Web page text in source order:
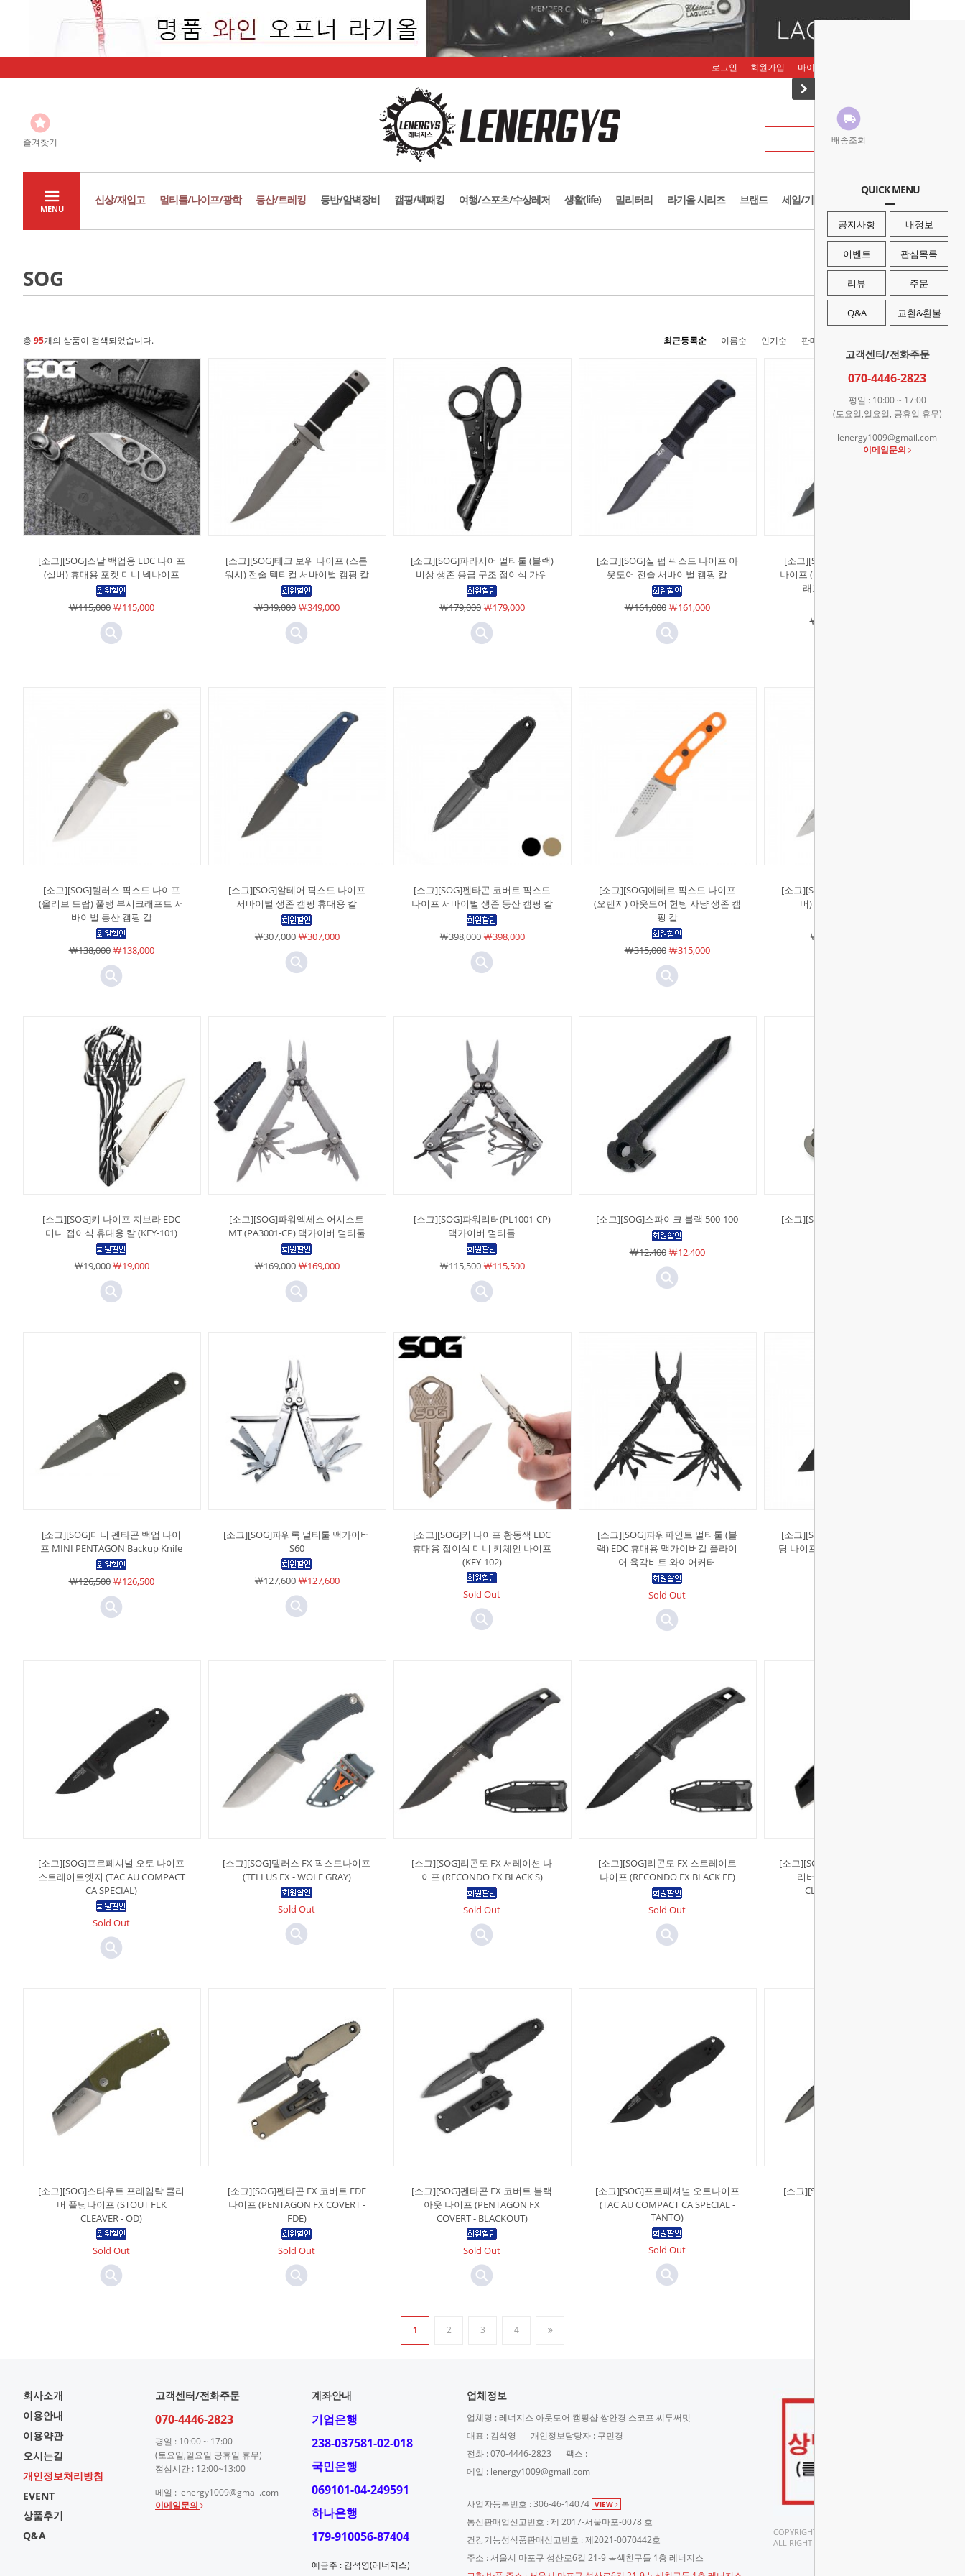
배송조회
QUICK MENU
공지사항 내정보
이벤트 관심목록
리뷰 주문
Q&A 교환&환불
고객센터/전화주문
070-4446-2823
평일 : 10:00 ~ 17:00
(토요일,일요일, 공휴일 휴무)
lenergy1009@gmail.com
이메일문의
로그인 회원가입 마이페이지
즐겨찾기
MENU
신상/재입고 멀티툴/나이프/광학 등산/트레킹 등반/암벽장비 캠핑/백패킹 여행/스포츠/수상레저 생활(life) 밀리터리 라기올 시리즈 브랜드 세일/기획존
SOG
총 95개의 상품이 검색되었습니다. 최근등록순 이름순 인기순 판매순
[소그][SOG]스날 백업용 EDC 나이프
(실버) 휴대용 포켓 미니 넥나이프
￦115,000￦115,000
[소그][SOG]테크 보위 나이프 (스톤
워시) 전술 택티컬 서바이벌 캠핑 칼
￦349,000￦349,000
[소그][SOG]파라시어 멀티툴 (블랙)
비상 생존 응급 구조 접이식 가위
￦179,000￦179,000
[소그][SOG]실 펍 픽스드 나이프 아
웃도어 전술 서바이벌 캠핑 칼
￦161,000￦161,000
[소그][SOG]실 스트라이크 픽스드
나이프 (블랙) 풀탱 아웃도어 부시크
래프트 서바이벌 캠핑 칼
￦229,000
[소그][SOG]텔러스 픽스드 나이프
(올리브 드랍) 풀탱 부시크래프트 서
바이벌 등산 캠핑 칼
￦138,000￦138,000
[소그][SOG]알테어 픽스드 나이프
서바이벌 생존 캠핑 휴대용 칼
￦307,000￦307,000
[소그][SOG]펜타곤 코버트 픽스드
나이프 서바이벌 생존 등산 캠핑 칼
￦398,000￦398,000
[소그][SOG]에테르 픽스드 나이프
(오렌지) 아웃도어 헌팅 사냥 생존 캠
핑 칼
￦315,000￦315,000
[소그][SOG]필러 픽스드 나이프 (실
버) 서바이벌 생존 캠핑 칼
￦440,000
[소그][SOG]키 나이프 지브라 EDC
미니 접이식 휴대용 칼 (KEY-101)
￦19,000￦19,000
[소그][SOG]파워엑세스 어시스트
MT (PA3001-CP) 맥가이버 멀티툴
￦169,000￦169,000
[소그][SOG]파워리터(PL1001-CP)
맥가이버 멀티툴
￦115,500￦115,500
[소그][SOG]스파이크 블랙 500-100
￦12,400￦12,400
[소그][SOG]스파이크 실버 500-100
[소그][SOG]미니 펜타곤 백업 나이
프 MINI PENTAGON Backup Knife
￦126,500￦126,500
[소그][SOG]파워록 멀티툴 맥가이버
S60
￦127,600￦127,600
[소그][SOG]키 나이프 황동색 EDC
휴대용 접이식 미니 키체인 나이프
(KEY-102)
Sold Out
[소그][SOG]파워파인트 멀티툴 (블
랙) EDC 휴대용 맥가이버칼 플라이
어 육각비트 와이어커터
Sold Out
[소그][SOG]TAC AU 컴팩트 오토 폴
딩 나이프 (블랙) 더블락 EDC 포켓 휴
[소그][SOG]프로페셔널 오토 나이프
스트레이트엣지 (TAC AU COMPACT
CA SPECIAL)
Sold Out
[소그][SOG]텔러스 FX 픽스드나이프
(TELLUS FX - WOLF GRAY)
Sold Out
[소그][SOG]리콘도 FX 서레이션 나
이프 (RECONDO FX BLACK S)
Sold Out
[소그][SOG]리콘도 FX 스트레이트
나이프 (RECONDO FX BLACK FE)
Sold Out
[소그][SOG]스타우트 슬립조인트 클
리버 폴딩나이프 (STOUT SJ
CLEAVER - BLACKOUT)
[소그][SOG]스타우트 프레임락 클리
버 폴딩나이프 (STOUT FLK
CLEAVER - OD)
Sold Out
[소그][SOG]펜타곤 FX 코버트 FDE
나이프 (PENTAGON FX COVERT -
FDE)
Sold Out
[소그][SOG]펜타곤 FX 코버트 블랙
아웃 나이프 (PENTAGON FX
COVERT - BLACKOUT)
Sold Out
[소그][SOG]프로페셔널 오토나이프
(TAC AU COMPACT CA SPECIAL -
TANTO)
Sold Out
[소그][SOG]펜타곤 FX FDE 나이프
1 2 3 4
회사소개
이용안내
이용약관
오시는길
개인정보처리방침
EVENT
상품후기
Q&A
고객센터/전화주문
070-4446-2823
평일 : 10:00 ~ 17:00
(토요일,일요일 공휴일 휴무)
점심시간 : 12:00~13:00
메일 : lenergy1009@gmail.com
이메일문의
계좌안내
기업은행
238-037581-02-018
국민은행
069101-04-249591
하나은행
179-910056-87404
예금주 : 김석영(레너지스)
업체정보
업체명 : 레너지스 아웃도어 캠핑샵 쌍안경 스코프 씨투써밋
대표 : 김석영
개인정보담당자 : 구민경
전화 : 070-4446-2823
팩스 :
메일 : lenergy1009@gmail.com
사업자등록번호 : 306-46-14074 VIEW
통신판매업신고번호 : 제 2017-서울마포-0078 호
건강기능성식품판매신고번호 : 제2021-0070442호
주소 : 서울시 마포구 성산로6길 21-9 녹색친구들 1층 레너지스
COPYRIGHT(C).
ALL RIGHT RESERVED.